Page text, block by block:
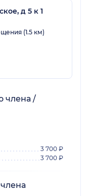
д 5 к 1
(1.5 км)
члена /
3 700 ₽
3 700 ₽